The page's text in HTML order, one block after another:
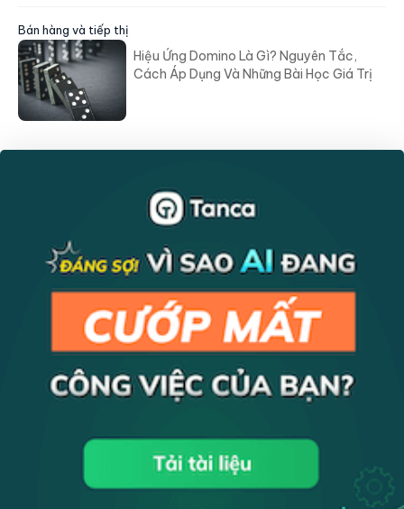
Bán hàng và tiếp thị
Hiệu Ứng Domino Là Gì? Nguyên Tắc,
Cách Áp Dụng Và Những Bài Học Giá Trị